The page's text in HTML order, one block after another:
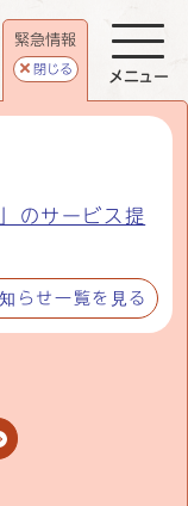
緊急情報
閉じる
のサービス提
らせ一覧を見る
メニュー